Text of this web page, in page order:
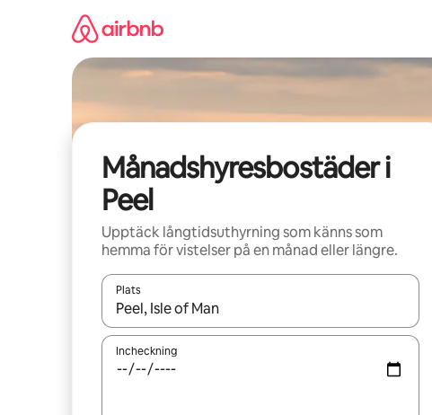
Månadshyresbostäder i
Peel
Upptäck långtidsuthyrning som känns som
hemma för vistelser på en månad eller längre.
Plats
När resultaten är tillgängliga kan du navigera med
Incheckning